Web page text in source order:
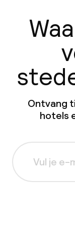
Ontvang
hotels